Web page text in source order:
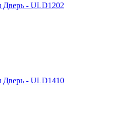
Дверь - ULD1202
Дверь - ULD1410